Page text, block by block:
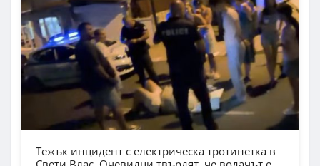
Тежък инцидент с електрическа тротинетка в